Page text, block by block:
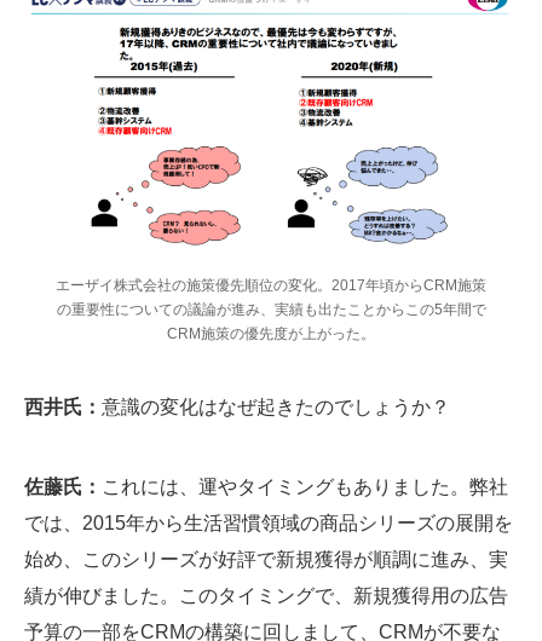
エーザイ株式会社の施策優先順位の変化。2017年頃からCRM施策
の重要性についての議論が進み、実績も出たことからこの5年間で
CRM施策の優先度が上がった。
西井氏： 意識の変化はなぜ起きたのでしょうか？
佐藤氏： これには、運やタイミングもありました。弊社
では、2015年から生活習慣領域の商品シリーズの展開を
始め、このシリーズが好評で新規獲得が順調に進み、実
績が伸びました。このタイミングで、新規獲得用の広告
予算の一部をCRMの構築に回しまして、CRMが不要な